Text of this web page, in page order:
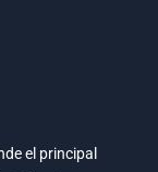
el principal